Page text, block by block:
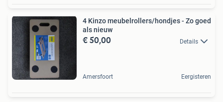
4 Kinzo meubelrollers/hondjes - Zo goed
als nieuw
€ 50,00 Details
Amersfoort Eergisteren